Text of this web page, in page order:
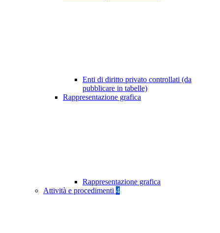
Enti di diritto privato controllati (da
pubblicare in tabelle)
Rappresentazione grafica
Rappresentazione grafica
Attività e procedimenti 4